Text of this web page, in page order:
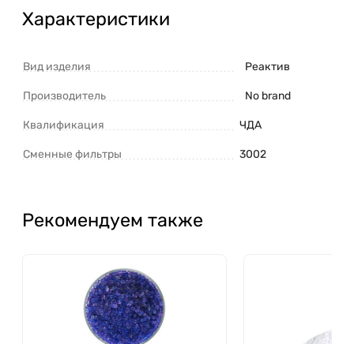
Характеристики
Вид изделия Реактив
Производитель No brand
Квалификация ЧДА
Сменные фильтры 3002
Рекомендуем также